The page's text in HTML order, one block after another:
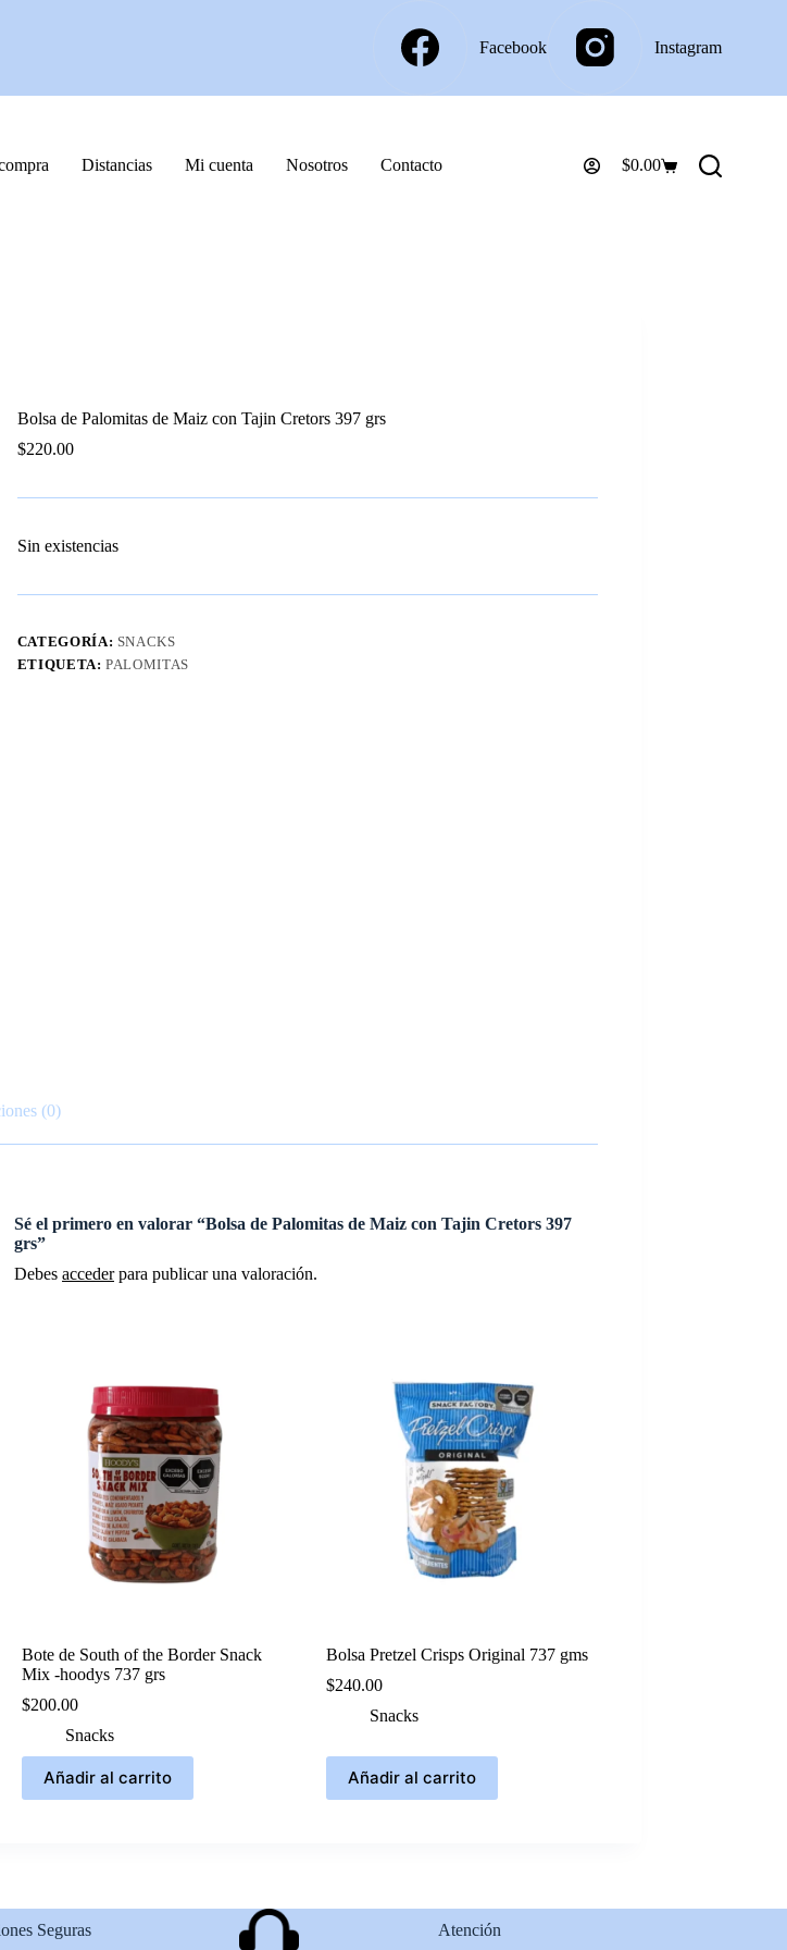
Facebook Instagram
Distancias Mi cuenta Nosotros Contacto
Carro
$0.00
Bolsa de Palomitas de Maiz con Tajin Cretors 397 grs
$220.00
Sin existencias
CATEGORÍA: SNACKS
ETIQUETA:PALOMITAS
(0)
Sé el primero en valorar “Bolsa de Palomitas de Maiz con Tajin Cretors 397
grs”
Debesaccederpara publicar una valoración.
Bote de South of the Border Snack
Mix -hoodys 737 grs
$200.00
Snacks
Añadir al carrito
Bolsa Pretzel Crisps Original 737 gms
$240.00
Snacks
Añadir al carrito
Seguras Atención